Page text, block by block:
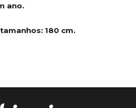
ano.
180 cm.